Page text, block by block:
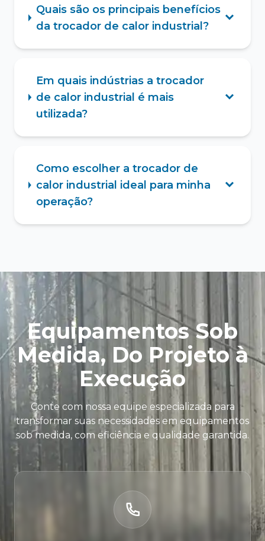
Quais são os principais benefícios
da trocador de calor industrial?
Em quais indústrias a trocador
de calor industrial é mais
utilizada?
Como escolher a trocador de
calor industrial ideal para minha
operação?
Equipamentos Sob
Medida, Do Projeto à
Execução
Conte com nossa equipe especializada para
transformar suas necessidades em equipamentos
sob medida, com eficiência e qualidade garantida.